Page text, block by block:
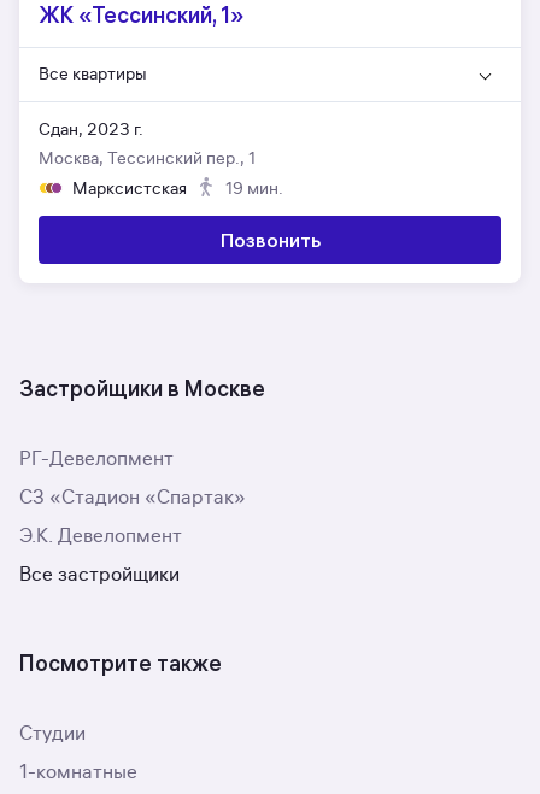
ЖК «Тессинский, 1»
Все квартиры
Сдан, 2023 г.
Москва, Тессинский пер., 1
Марксистская
19 мин.
Позвонить
Застройщики в Москве
РГ-Девелопмент
СЗ «Стадион «Спартак»
Э.К. Девелопмент
Все застройщики
Посмотрите также
Студии
1-комнатные